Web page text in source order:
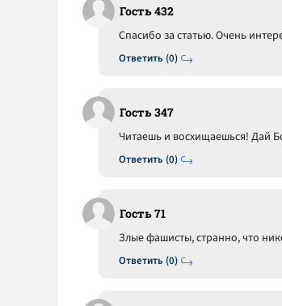
Гость 432
Ответить (0)
Спасибо за статью. Очень
Гость 347
Ответить (0)
Читаешь и восхищаешься! Дай
Гость 71
Ответить (0)
Злые фашисты, странно, что